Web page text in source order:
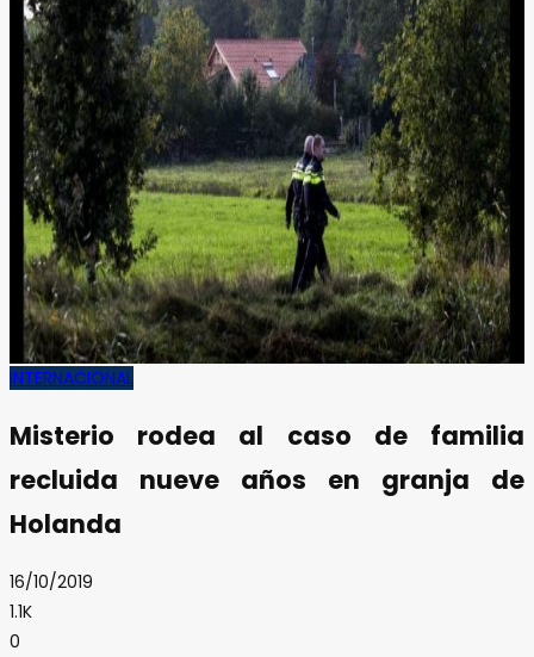
INTERNACIONAL
Misterio rodea al caso de familia
recluida nueve años en granja de
Holanda
16/10/2019
1.1K
0